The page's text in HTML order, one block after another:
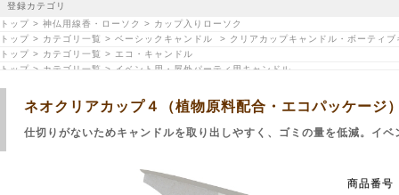
登録カテゴリ
トップ > 神仏用線香・ローソク > カップ入りローソク
トップ > カテゴリ一覧 > ベーシックキャンドル > クリアカップキャンドル・ボーティブ
トップ > カテゴリ一覧 > エコ・キャンドル
トップ > カテゴリ一覧 > イベント用・屋外パーティ用キャンドル
ネオクリアカップ４（植物原料配合・エコパッケージ
仕切りがないためキャンドルを取り出しやすく、ゴミの量を低減。イ
商品番号